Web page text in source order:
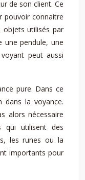
de son client. Ce
pouvoir connaitre
objets utilisés par
une pendule, une
peut aussi
pure. Dans ce
la voyance.
alors nécessaire
qui utilisent des
les runes ou la
importants pour